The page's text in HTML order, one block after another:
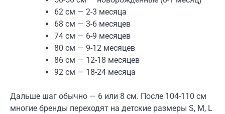
62 см — 2-3 месяца
68 см — 3-6 месяцев
74 см — 6-9 месяцев
80 см — 9-12 месяцев
86 см — 12-18 месяцев
92 см — 18-24 месяца
Дальше шаг обычно — 6 или 8 см. После 104-110 см
многие бренды переходят на детские размеры S, M, L